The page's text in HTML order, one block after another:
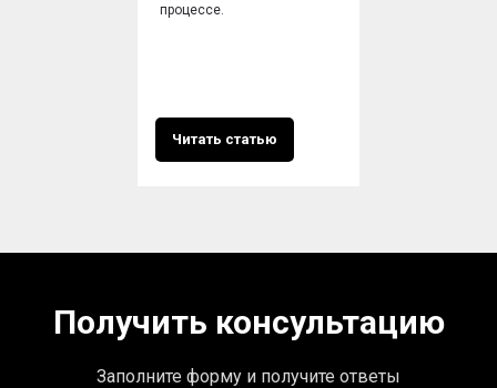
процессе.
Читать статью
Получить консультацию
Заполните форму и получите ответы